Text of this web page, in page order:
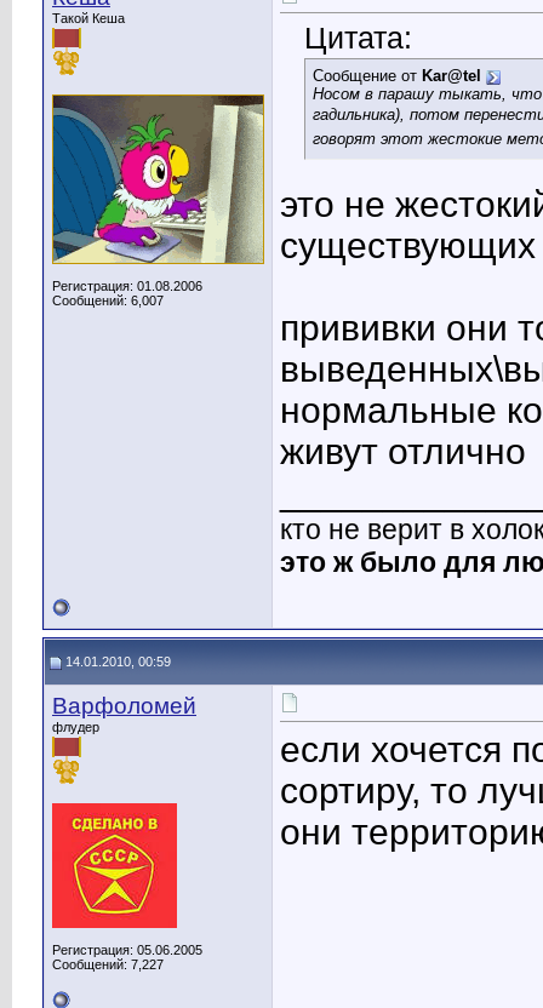
Такой Кеша
Регистрация: 01.08.2006
Сообщений: 6,007
Цитата:
Сообщение от Kar@tel
Носом в парашу тыкать, что
гадильника), потом
говорят этот жестокие
это не
существующих
прививки они
нормальные
живут отлично
кто не верит в
это ж было для
14.01.2010, 00:59
Варфоломей
флудер
Регистрация: 05.06.2005
Сообщений: 7,227
если хочется
сортиру, то
они